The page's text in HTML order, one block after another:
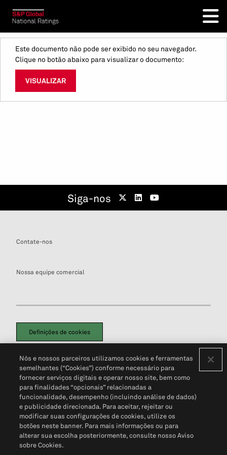
Este documento não pode ser exibido no seu navegador.
Clique no botão abaixo para visualizar o documento:
VISUALIZAR
Siga-nos
Contate-nos
Nossa equipe comercial
Definições de cookies
Política de PrivacidadePortal de privacidade do cliente (em inglês)
Não Venda Minhas Informações Pessoais© 2026 S&P Global
Nós e nossos parceiros utilizamos cookies e ferramentas
semelhantes (“Cookies”) conforme necessário para
fornecer serviços digitais e operar nosso site, bem como
para finalidades “opcionais” relacionadas a
funcionalidade, desempenho (incluindo análise de dados)
e publicidade direcionada. Para aceitar, rejeitar ou
modificar suas configurações de cookies, utilize os
botões neste banner. Para mais informações ou para
alterar sua escolha posteriormente, consulte nosso Aviso
sobre Cookies.